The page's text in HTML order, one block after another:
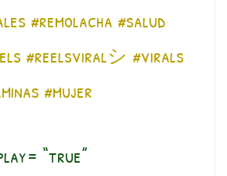
#remolacha #salud
#reelsviralシ #virals
#mujer
“true”